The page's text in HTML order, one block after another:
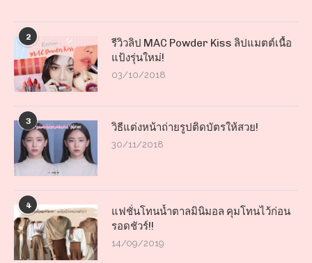
2
รีวิวลิป MAC Powder Kiss ลิปแมตต์เนื้อ
แป้งรุ่นใหม่!
03/10/2018
3 วิธีแต่งหน้าถ่ายรูปติดบัตรให้สวย!
30/11/2018
4
แฟชั่นโทนน้ำตาลมินิมอล คุมโทนไว้ก่อน
รอดชัวร์!!
14/09/2019